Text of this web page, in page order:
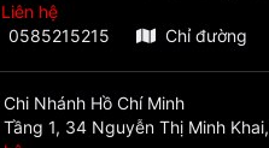
Liên hệ
0585215215
Chỉ đường
Chi Nhánh Hồ Chí Minh
Tầng 1, 34 Nguyễn Thị Minh